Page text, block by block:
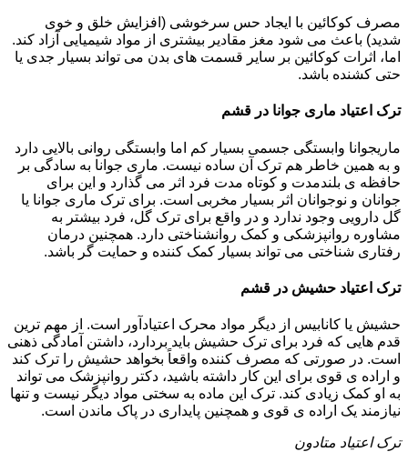
مصرف کوکائین با ایجاد حس سرخوشی (افزایش خلق و خوی
شدید) باعث می شود مغز مقادیر بیشتری از مواد شیمیایی آزاد کند.
اما، اثرات کوکائین بر سایر قسمت های بدن می تواند بسیار جدی یا
حتی کشنده باشد.
ترک اعتیاد ماری جوانا در قشم
ماریجوانا وابستگی جسمی بسیار کم اما وابستگی روانی بالایی دارد
و به همین خاطر هم ترک آن ساده نیست. ماری جوانا به سادگی بر
حافظه ی بلندمدت و کوتاه مدت فرد اثر می گذارد و این برای
جوانان و نوجوانان اثر بسیار مخربی است. برای ترک ماری جوانا یا
گل دارویی وجود ندارد و در واقع برای ترک گل، فرد بیشتر به
مشاوره روانپزشکی و کمک روانشناختی دارد. همچنین درمان
رفتاری شناختی می تواند بسیار کمک کننده و حمایت گر باشد.
ترک اعتیاد حشیش در قشم
حشیش یا کانابیس از دیگر مواد محرک اعتیادآور است. از مهم ترین
قدم هایی که فرد برای ترک حشیش باید بردارد، داشتن آمادگی ذهنی
است. در صورتی که مصرف کننده واقعاً بخواهد حشیش را ترک کند
و اراده ی قوی برای این کار داشته باشید، دکتر روانپزشک می تواند
به او کمک زیادی کند. ترک این ماده به سختی مواد دیگر نیست و تنها
نیازمند یک اراده ی قوی و همچنین پایداری در پاک ماندن است.
ترک اعتیاد متادون